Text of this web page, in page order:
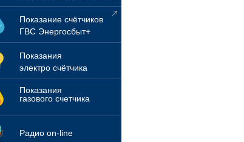
Показание счётчиков
ГВС Энергосбыт+
Показания
электро счётчика
Показания
газового счетчика
Радио on-line